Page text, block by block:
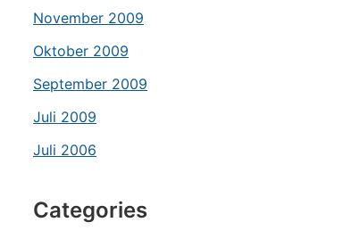
November 2009
Oktober 2009
September 2009
Juli 2009
Juli 2006
Categories